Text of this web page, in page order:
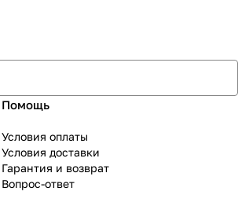
Помощь
Условия оплаты
Условия доставки
Гарантия и возврат
Вопрос-ответ